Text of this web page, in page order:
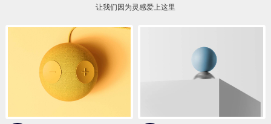
让我们因为灵感爱上这里